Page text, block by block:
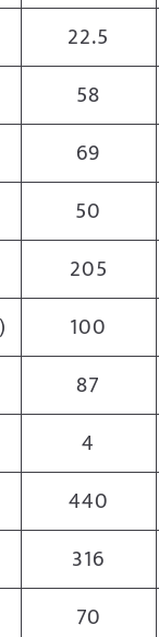
22.5
58
69
50
205
100
87
4
440
316
70